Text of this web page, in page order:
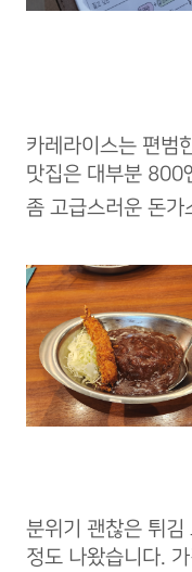
카레라이스는 편범
맛집은 대부분 800
좀 고급스러운 돈
분위기 괜찮은 튀
정도 나왔습니다.